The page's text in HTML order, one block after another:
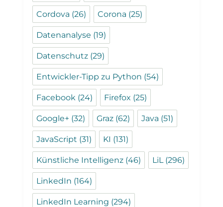
Cordova (26) Corona (25)
Datenanalyse (19)
Datenschutz (29)
Entwickler-Tipp zu Python (54)
Facebook (24) Firefox (25)
Google+ (32) Graz (62) Java (51)
JavaScript (31) KI (131)
Künstliche Intelligenz (46) LiL(296)
LinkedIn (164)
LinkedIn Learning (294)